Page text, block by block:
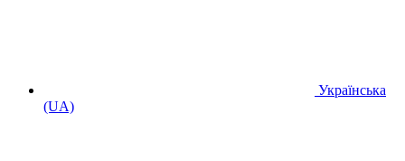
Українська
(UA)